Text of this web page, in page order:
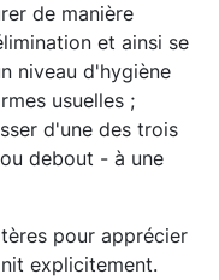
de manière
et ainsi se
niveau d'hygiène
usuelles ;
d'une des trois
debout - à une
pour apprécier
explicitement.